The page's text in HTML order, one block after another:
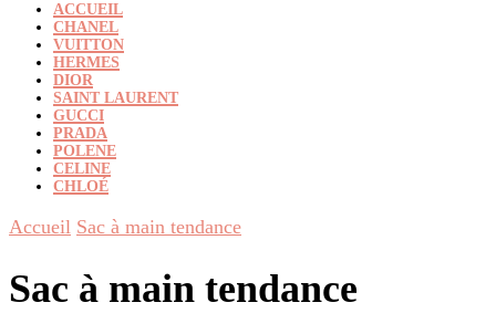
ACCUEIL
CHANEL
VUITTON
HERMES
DIOR
SAINT LAURENT
GUCCI
PRADA
POLENE
CELINE
CHLOÉ
Accueil Sac à main tendance
Sac à main tendance